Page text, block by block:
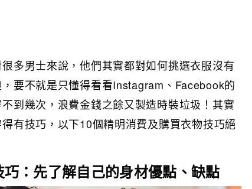
多男士來說，他們其實都對如何挑選衣服沒有
要不就是只懂得看看Instagram、Facebook的
到幾次，浪費金錢之餘又製造時裝垃圾！其實
有技巧，以下10個精明消費及購買衣物技巧絕
巧：先了解自己的身材優點、缺點